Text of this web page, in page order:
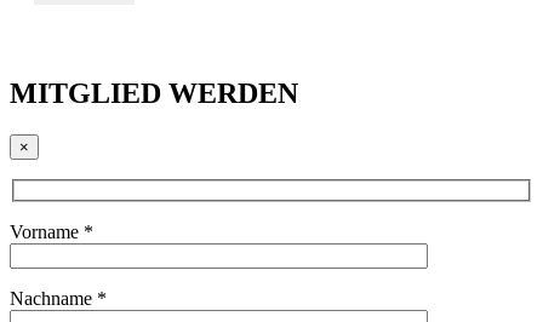
MITGLIED WERDEN
×
Vorname *
Nachname *